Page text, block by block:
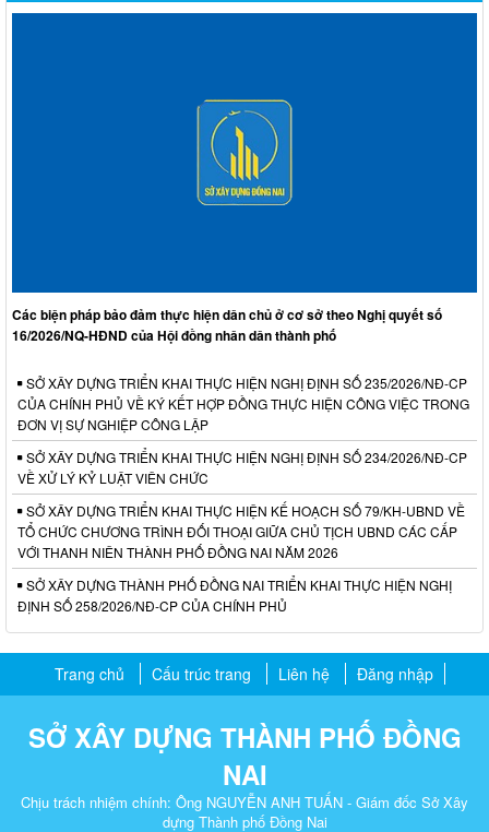
Các biện pháp bảo đảm thực hiện dân chủ ở cơ sở theo Nghị quyết số
16/2026/NQ-HĐND của Hội đồng nhân dân thành phố
SỞ XÂY DỰNG TRIỂN KHAI THỰC HIỆN NGHỊ ĐỊNH SỐ 235/2026/NĐ-CP
CỦA CHÍNH PHỦ VỀ KÝ KẾT HỢP ĐỒNG THỰC HIỆN CÔNG VIỆC TRONG
ĐƠN VỊ SỰ NGHIỆP CÔNG LẬP
SỞ XÂY DỰNG TRIỂN KHAI THỰC HIỆN NGHỊ ĐỊNH SỐ 234/2026/NĐ-CP
VỀ XỬ LÝ KỶ LUẬT VIÊN CHỨC
SỞ XÂY DỰNG TRIỂN KHAI THỰC HIỆN KẾ HOẠCH SỐ 79/KH-UBND VỀ
TỔ CHỨC CHƯƠNG TRÌNH ĐỐI THOẠI GIỮA CHỦ TỊCH UBND CÁC CẤP
VỚI THANH NIÊN THÀNH PHỐ ĐỒNG NAI NĂM 2026
SỞ XÂY DỰNG THÀNH PHỐ ĐỒNG NAI TRIỂN KHAI THỰC HIỆN NGHỊ
ĐỊNH SỐ 258/2026/NĐ-CP CỦA CHÍNH PHỦ
Trang chủ Cấu trúc trang Liên hệ Đăng nhập
SỞ XÂY DỰNG THÀNH PHỐ ĐỒNG
NAI
Chịu trách nhiệm chính: Ông NGUYỄN ANH TUẤN - Giám đốc Sở Xây
dựng Thành phố Đồng Nai